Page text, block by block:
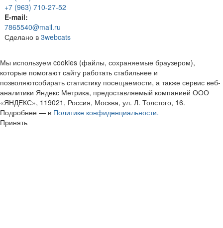
+7 (963) 710-27-52
E-mail:
7865540@mail.ru
Сделано в 3webcats
Мы используем cookies (файлы, сохраняемые браузером),
которые помогают сайту работать стабильнее и
позволяютсобирать статистику посещаемости, а также сервис веб-
аналитики Яндекс Метрика, предоставляемый компанией ООО
«ЯНДЕКС», 119021, Россия, Москва, ул. Л. Толстого, 16.
Подробнее — в Политике конфиденциальности.
Принять